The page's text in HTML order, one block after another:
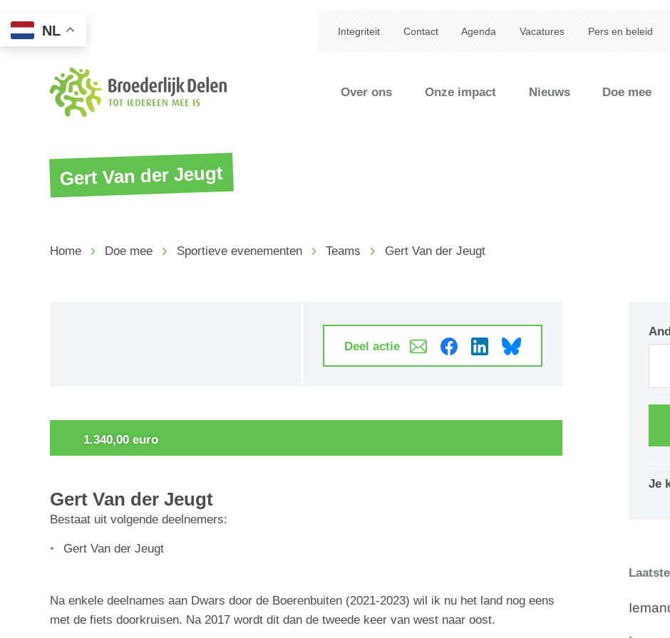
Integriteit Contact Agenda Vacatures Pers en beleid
Over ons Onze impact Nieuws Doe mee
Gert Van der Jeugt
Home Doe mee Sportieve evenementen Teams Gert Van der Jeugt
Deel actie
1.340,00 euro
Gert Van der Jeugt
Bestaat uit volgende deelnemers:
Gert Van der Jeugt
Na enkele deelnames aan Dwars door de Boerenbuiten (2021-2023) wil ik nu het land nog eens
met de fiets doorkruisen. Na 2017 wordt dit dan de tweede keer van west naar oost.
Je
NL